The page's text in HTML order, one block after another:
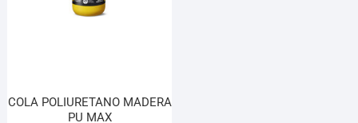
COLA POLIURETANO MADERA
PU MAX